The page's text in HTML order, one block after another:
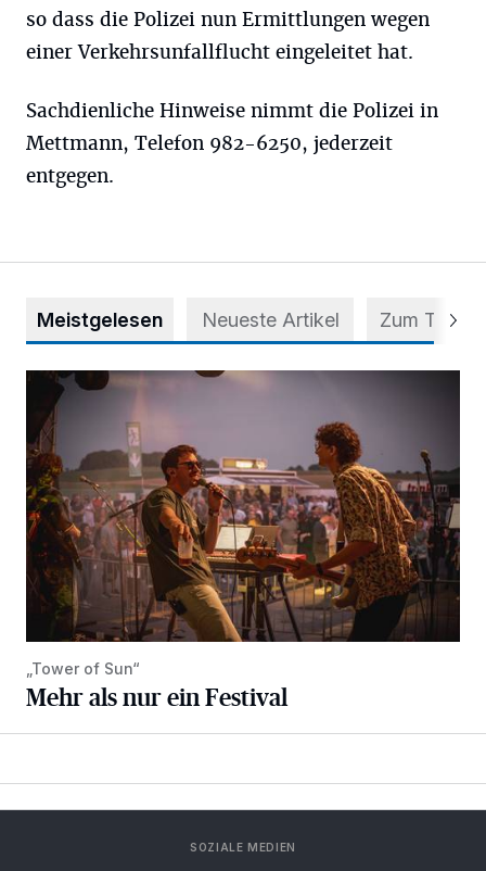
so dass die Polizei nun Ermittlungen wegen
einer Verkehrsunfallflucht eingeleitet hat.
Sachdienliche Hinweise nimmt die Polizei in
Mettmann, Telefon 982-6250, jederzeit
entgegen.
Meistgelesen Neueste Artikel Zum Thema
Mehr als nur ein Festival
„Tower of Sun“
Mehr als nur ein Festival
SOZIALE MEDIEN